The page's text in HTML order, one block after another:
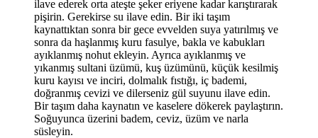
ilave ederek orta ateşte şeker eriyene kadar karıştırarak
pişirin. Gerekirse su ilave edin. Bir iki taşım
kaynattıktan sonra bir gece evvelden suya yatırılmış ve
sonra da haşlanmış kuru fasulye, bakla ve kabukları
ayıklanmış nohut ekleyin. Ayrıca ayıklanmış ve
yıkanmış sultani üzümü, kuş üzümünü, küçük kesilmiş
kuru kayısı ve inciri, dolmalık fıstığı, iç bademi,
doğranmış cevizi ve dilerseniz gül suyunu ilave edin.
Bir taşım daha kaynatın ve kaselere dökerek paylaştırın.
Soğuyunca üzerini badem, ceviz, üzüm ve narla
süsleyin.